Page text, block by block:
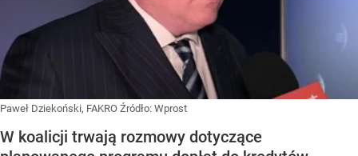
Paweł Dziekoński, FAKRO Źródło: Wprost
W koalicji trwają rozmowy dotyczące